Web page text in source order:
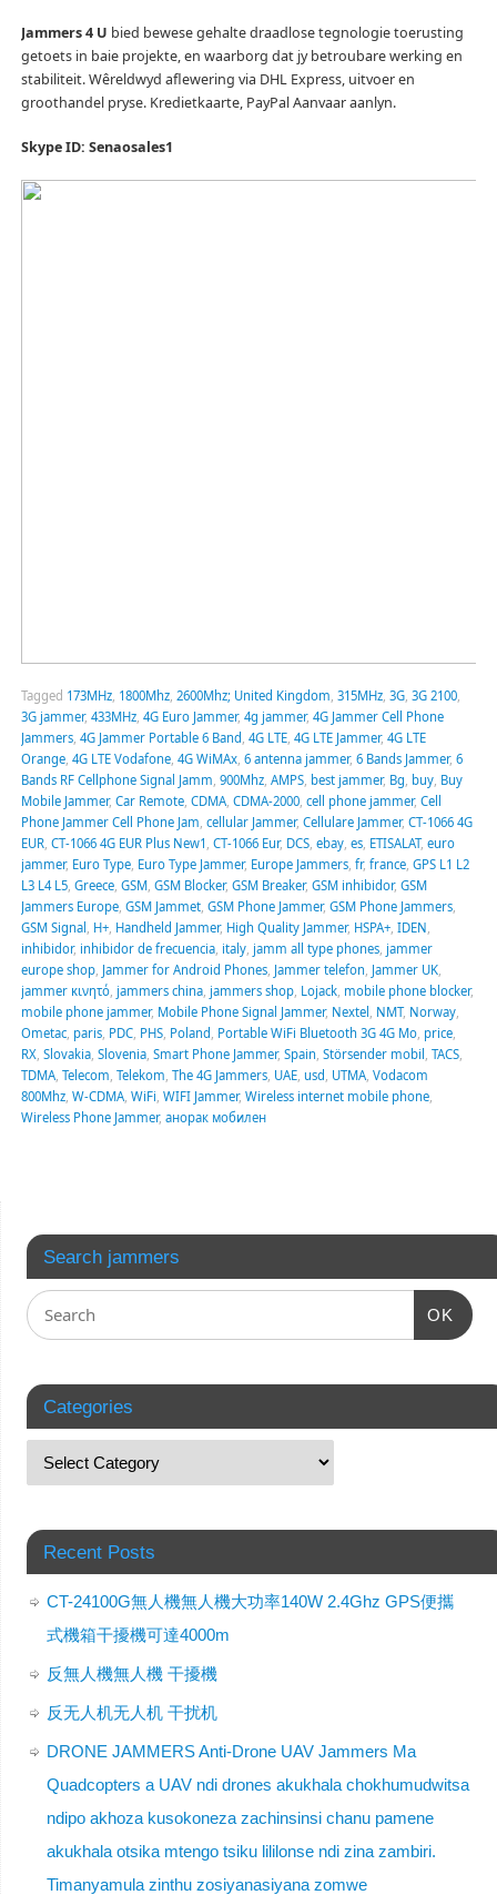
Jammers 4 U bied bewese gehalte draadlose tegnologie toerusting
getoets in baie projekte, en waarborg dat jy betroubare werking en
stabiliteit.Wêreldwyd aflewering via DHL Express, uitvoer en
groothandel pryse. Kredietkaarte, PayPal Aanvaar aanlyn.
Skype ID: Senaosales1
Tagged 173MHz, 1800Mhz, 2600Mhz; United Kingdom 315MHz, 3G, 3G 2100,
3G jammer, 433MHz, 4G Euro Jammer, 4g jammer, 4G Jammer Cell Phone
Jammers, 4G Jammer Portable 6 Band 4G LTE, 4G LTE Jammer, 4G LTE
Orange, 4G LTE Vodafone, 4G WiMAx, 6 antenna jammer, 6 Bands Jammer, 6
Bands RF Cellphone Signal Jamm 900Mhz, AMPS, best jammer, Bg buy, Buy
Mobile Jammer, Car Remote, CDMA, CDMA-2000, cell phone jammer, Cell
Phone Jammer Cell Phone Jam cellular Jammer, Cellulare Jammer, CT-1066 4G
EUR, CT-1066 4G EUR Plus New1 CT-1066 Eur, DCS, ebay, es, ETISALAT, euro
jammer, Euro Type, Euro Type Jammer, Europe Jammers, fr, france, GPS L1 L2
L3 L4 L5, Greece, GSM, GSM Blocker, GSM Breaker, GSM inhibidor, GSM
Jammers Europe, GSM Jammet, GSM Phone Jammer, GSM Phone Jammers,
GSM Signal H+, Handheld Jammer, High Quality Jammer, HSPA+, IDEN
inhibidor, inhibidor de frecuencia, italy, jamm all type phones, jammer
europe shop, Jammer for Android Phones, Jammer telefon Jammer UK,
jammer κινητό, jammers china, jammers shop, Lojack, mobile phone blocker,
mobile phone jammer, Mobile Phone Signal Jammer, Nextel NMT, Norway,
Ometac, paris, PDC, PHS, Poland Portable WiFi Bluetooth 3G 4G Mo, price,
RX, Slovakia, Slovenia, Smart Phone Jammer, Spain Störsender mobil TACS,
TDMA, Telecom Telekom The 4G Jammers, UAE, usd UTMA, Vodacom
800Mhz, W-CDMA, WiFi WIFI Jammer, Wireless internet mobile phone,
Wireless Phone Jammer, анорак мобилен
Search jammers
OK
Categories
Recent Posts
CT-24100G無人機無人機大功率140W 2.4Ghz GPS便攜
式機箱干擾機可達4000m
反無人機無人機 干擾機
反无人机无人机 干扰机
DRONE JAMMERS Anti-Drone UAV Jammers Ma
Quadcopters a UAV ndi drones akukhala chokhumudwitsa
ndipo akhoza kusokoneza zachinsinsi chanu pamene
akukhala otsika mtengo tsiku lililonse ndi zina zambiri.
Timanyamula zinthu zosiyanasiyana zomwe